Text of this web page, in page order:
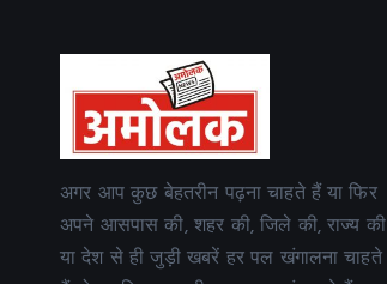
अगर आप कुछ बेहतरीन पढ़ना चाहते हैं या फिर
अपने आसपास की, शहर की, जिले की, राज्य की
या देश से ही जुड़ी खबरें हर पल खंगालना चाहते